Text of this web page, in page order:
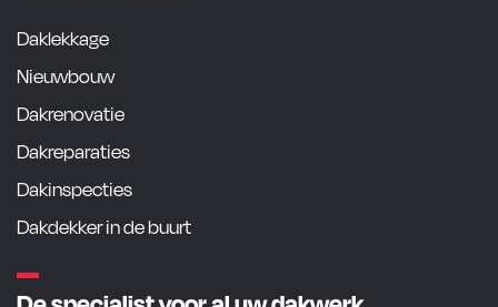
Daklekkage
Nieuwbouw
Dakrenovatie
Dakreparaties
Dakinspecties
Dakdekker in de buurt